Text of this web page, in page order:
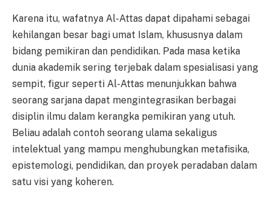
Karena itu, wafatnya Al-Attas dapat dipahami sebagai
kehilangan besar bagi umat Islam, khususnya dalam
bidang pemikiran dan pendidikan. Pada masa ketika
dunia akademik sering terjebak dalam spesialisasi yang
sempit, figur seperti Al-Attas menunjukkan bahwa
seorang sarjana dapat mengintegrasikan berbagai
disiplin ilmu dalam kerangka pemikiran yang utuh.
Beliau adalah contoh seorang ulama sekaligus
intelektual yang mampu menghubungkan metafisika,
epistemologi, pendidikan, dan proyek peradaban dalam
satu visi yang koheren.